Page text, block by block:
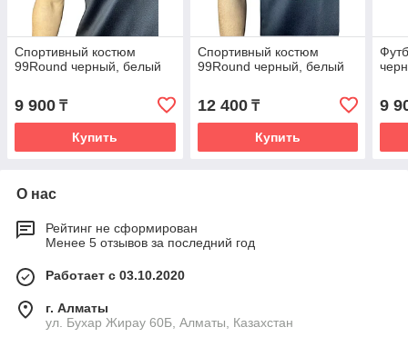
Спортивный костюм
99Round черный, белый
9 900 ₸
Купить
Спортивный костюм
99Round черный, белый
12 400₸
Купить
9
О нас
Рейтинг не сформирован
Менее 5 отзывов за последний год
Работает с 03.10.2020
г. Алматы
ул. Бухар Жирау 60Б, Алматы, Казахстан